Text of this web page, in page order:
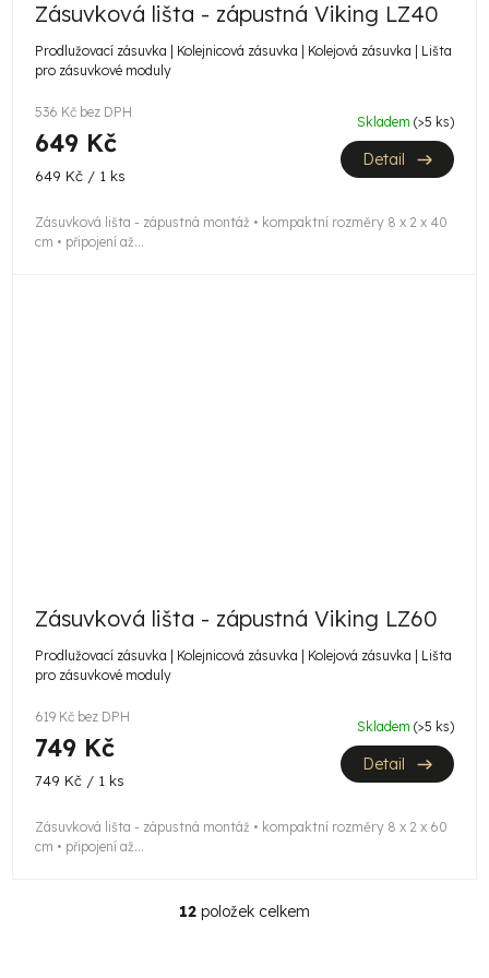
Zásuvková lišta - zápustná Viking LZ40
Prodlužovací zásuvka | Kolejnicová zásuvka | Kolejová zásuvka | Lišta
pro zásuvkové moduly
536 Kč bez DPH
649 Kč
Měrná
649 Kč / 1 ks
Skladem (>5 ks)
Detail
Zásuvková lišta - zápustná montáž • kompaktní rozměry 8 x 2 x 40
cm • připojení až...
Zásuvková lišta - zápustná Viking LZ60
Prodlužovací zásuvka | Kolejnicová zásuvka | Kolejová zásuvka | Lišta
pro zásuvkové moduly
619 Kč bez DPH
749 Kč
Měrná
749 Kč / 1 ks
Skladem (>5 ks)
Detail
Zásuvková lišta - zápustná montáž • kompaktní rozměry 8 x 2 x 60
cm • připojení až...
O
12 položek celkem